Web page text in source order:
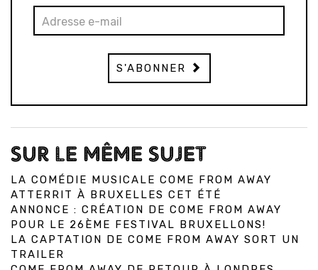
S'ABONNER
SUR LE MÊME SUJET
LA COMÉDIE MUSICALE COME FROM AWAY
ATTERRIT À BRUXELLES CET ÉTÉ
ANNONCE : CRÉATION DE COME FROM AWAY
POUR LE 26ÈME FESTIVAL BRUXELLONS!
LA CAPTATION DE COME FROM AWAY SORT UN
TRAILER